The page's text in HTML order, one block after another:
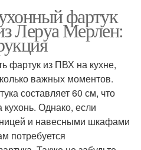
фартук
Леруа Мерлен:
фартук из ПВХ на кухне,
важных моментов.
составляет 60 см, что
Однако, если
и навесными шкафами
потребуется